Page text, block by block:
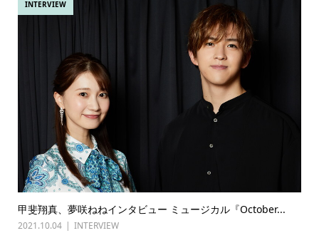
INTERVIEW
甲斐翔真、夢咲ねねインタビュー ミュージカル『October...
2021.10.04 INTERVIEW